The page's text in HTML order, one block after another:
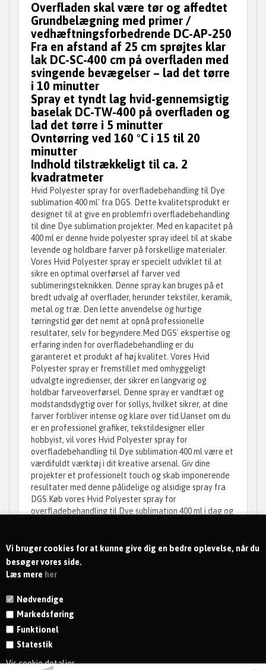
Vi bruger cookies for at kunne give dig en bedre oplevelse, når du
besøger vores side.
Læs mere her
Nødvendige
Markedsføring
Funktionel
Statestik
Vis cookie detaljer
Overfladen skal være tør og affedtet
Grundbelægning med primer /
vedhæftningsforbedrende DC-AP-250
Fra en afstand af 25 cm sprøjtes klar
lak DC-SC-400 cm på overfladen med
svingende bevægelser – lad det tørre
i 10 minutter
Spray et tyndt lag hvid-gennemsigtig
baselak DC-TW-400 på overfladen og
lad det tørre i 5 minutter
Ovntørring ved 160 °C i 15 til 20
minutter
Indhold tilstrækkeligt til ca. 2
kvadratmeter
Hvid Polyester spray for overfladebehandling til Dye
sublimation 400 ml' fra DGS. Dette kvalitetsprodukt er
designet til at give en problemfri overfladebehandling
til dine Dye sublimation projekter. Med en kapacitet på
400 ml er denne hvide polyester spray ideel til at skabe
levende og holdbare farver på forskellige materialer.
Vores Hvid Polyester spray er specielt udviklet til at
sikre en optimal overførsel af farver ved
sublimeringsteknikken. Denne spray kan bruges på et
bredt udvalg af overflader, herunder tekstiler, keramik,
metal og træ. Den lette anvendelse og hurtige
tørringstid gør det nemt at opnå professionelle
resultater, selv for begyndere.Med DGS' ekspertise og
erfaring inden for overfladebehandling er du
garanteret et produkt af høj kvalitet. Vores Hvid
Polyester spray er fremstillet med omhyggeligt
udvalgte ingredienser, der sikrer en langvarig og
holdbar farveoverførsel. Denne spray er vandtæt og
modstandsdygtig over for sollys, hvilket sikrer, at dine
farver forbliver intense og klare over tid.Uanset om du
er en professionel grafiker, tekstildesigner eller
hobbyist, vil vores Hvid Polyester spray for
overfladebehandling til Dye sublimation 400 ml være et
værdifuldt værktøj i dit kreative arsenal. Giv dine
projekter et professionelt touch og skab imponerende
resultater med denne pålidelige og alsidige spray fra
DGS.Køb vores Hvid Polyester spray for
overfladebehandling til Dye sublimation 400 ml i dag og
med denne innovative og effektive spray fra DGS.
KONTAKT